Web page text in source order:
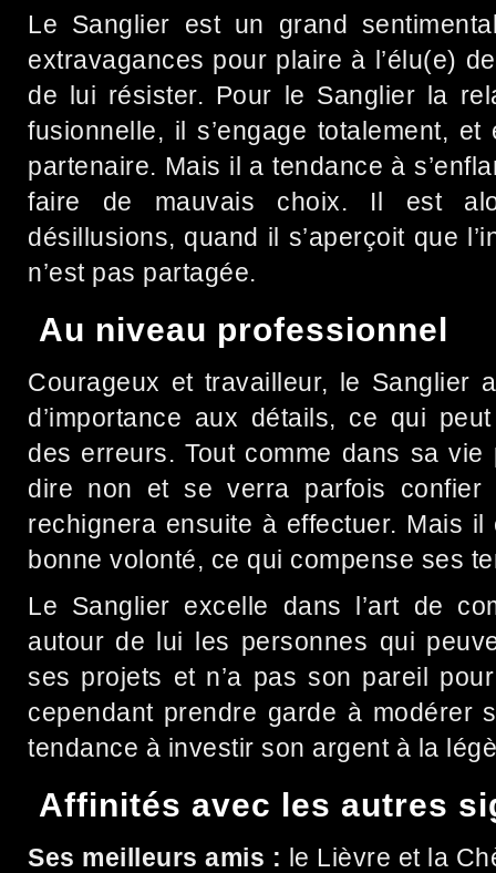
Le Sanglier est un grand
extravagances pour plaire à l’élu(e)
de lui résister. Pour le Sanglier la
fusionnelle, il s’engage totalement,
partenaire. Mais il a tendance à
faire de mauvais choix. Il est
désillusions, quand il s’aperçoit que
n’est pas partagée.
Au niveau professionnel
Courageux et travailleur, le Sanglier
d’importance aux détails, ce qui
des erreurs. Tout comme dans sa
dire non et se verra parfois confier
rechignera ensuite à effectuer. Mais
bonne volonté, ce qui compense ses
Le Sanglier excelle dans l’art de
autour de lui les personnes qui
ses projets et n’a pas son pareil
cependant prendre garde à modérer
tendance à investir son argent à la
Affinités avec les autres
Ses meilleurs amis : le Lièvre et la